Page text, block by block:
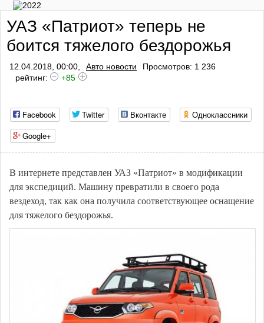
УАЗ «Патриот» теперь не
боится тяжелого бездорожья
12.04.2018, 00:00, Авто новости
Просмотров: 1 236
рейтинг:
+85
Facebook Twitter Вконтакте
Одноклассники
Google+
В интернете представлен УАЗ «Патриот» в модификации
для экспедиций. Машину превратили в своего рода
вездеход, так как она получила соответствующее оснащение
для тяжелого бездорожья.